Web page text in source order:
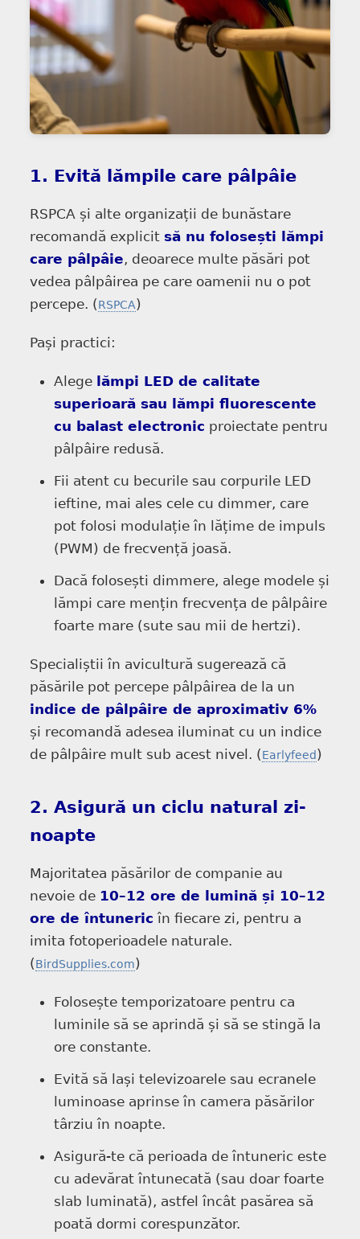
1. Evită lămpile care pâlpâie
RSPCA și alte organizații de bunăstare
recomandă explicit să nu folosești lămpi
care pâlpâie, deoarece multe păsări pot
vedea pâlpâirea pe care oamenii nu o pot
percepe. (RSPCA)
Pași practici:
Alege lămpi LED de calitate
superioară sau lămpi fluorescente
cu balast electronic proiectate pentru
pâlpâire redusă.
Fii atent cu becurile sau corpurile LED
ieftine, mai ales cele cu dimmer, care
pot folosi modulație în lățime de impuls
(PWM) de frecvență joasă.
Dacă folosești dimmere, alege modele și
lămpi care mențin frecvența de pâlpâire
foarte mare (sute sau mii de hertzi).
Specialiștii în avicultură sugerează că
păsările pot percepe pâlpâirea de la un
indice de pâlpâire de aproximativ 6%
și recomandă adesea iluminat cu un indice
de pâlpâire mult sub acest nivel. (Earlyfeed)
2. Asigură un ciclu natural zi-
noapte
Majoritatea păsărilor de companie au
nevoie de 10–12 ore de lumină și 10–12
ore de întuneric în fiecare zi, pentru a
imita fotoperioadele naturale.
(BirdSupplies.com)
Folosește temporizatoare pentru ca
luminile să se aprindă și să se stingă la
ore constante.
Evită să lași televizoarele sau ecranele
luminoase aprinse în camera păsărilor
târziu în noapte.
Asigură-te că perioada de întuneric este
cu adevărat întunecată (sau doar foarte
slab luminată), astfel încât pasărea să
poată dormi corespunzător.